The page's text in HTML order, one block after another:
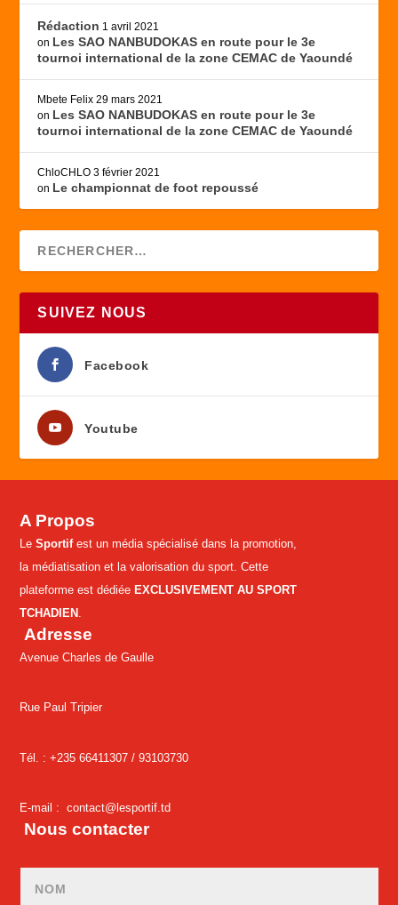
Rédaction 1 avril 2021
on Les SAO NANBUDOKAS en route pour le 3e
tournoi international de la zone CEMAC de Yaoundé
Mbete Felix 29 mars 2021
on Les SAO NANBUDOKAS en route pour le 3e
tournoi international de la zone CEMAC de Yaoundé
ChloCHLO 3 février 2021
on Le championnat de foot repoussé
SUIVEZ NOUS
Facebook
Youtube
A Propos
LeSportifest un média spécialisé dans la promotion,
la médiatisation et la valorisation du sport. Cette
plateforme est dédiée EXCLUSIVEMENT AU SPORT
TCHADIEN .
Adresse
Avenue Charles de Gaulle
Rue Paul Tripier
Tél. : +235 66411307 /93103730
E-mail :contact@lesportif.td
Nous contacter